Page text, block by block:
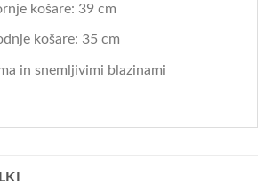
košare: 39 cm
košare: 35 cm
in snemljivimi blazinami